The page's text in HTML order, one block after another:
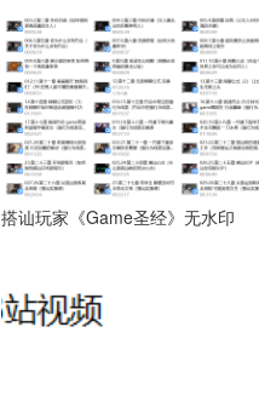
搭讪玩家《Game圣经》无水印